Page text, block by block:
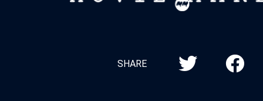
SHARE